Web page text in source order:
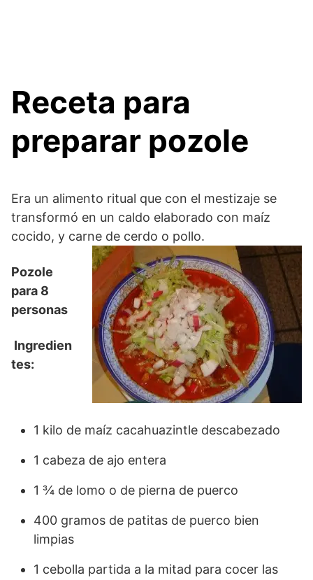
Receta para
preparar pozole
Era un alimento ritual que con el mestizaje se
transformó en un caldo elaborado con maíz
cocido, y carne de cerdo o pollo.
Pozole
para 8
personas
Ingredien
tes:
1 kilo de maíz cacahuazintle descabezado
1 cabeza de ajo entera
1 ¾ de lomo o de pierna de puerco
400 gramos de patitas de puerco bien
limpias
1 cebolla partida a la mitad para cocer las